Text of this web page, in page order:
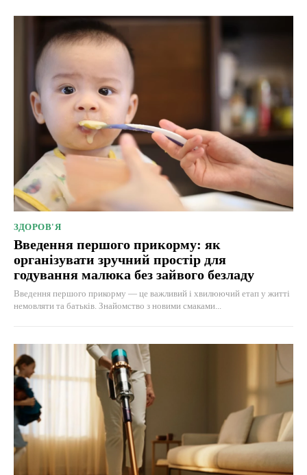
ЗДОРОВ'Я
Введення першого прикорму: як
організувати зручний простір для
годування малюка без зайвого безладу
Введення першого прикорму — це важливий і хвилюючий етап у житті
немовляти та батьків. Знайомство з новими смаками...